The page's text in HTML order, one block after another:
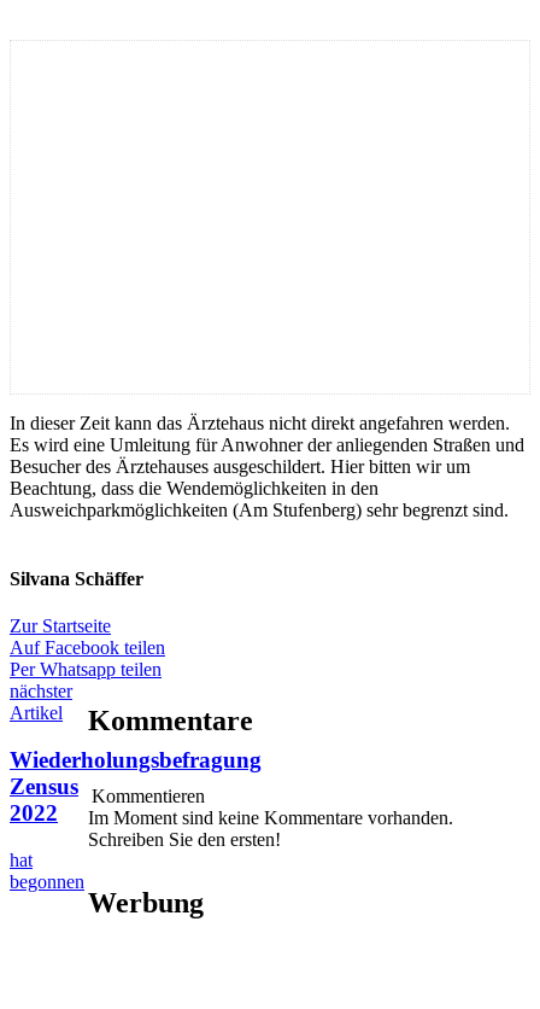
In dieser Zeit kann das Ärztehaus nicht direkt angefahren werden.
Es wird eine Umleitung für Anwohner der anliegenden Straßen und
Besucher des Ärztehauses ausgeschildert. Hier bitten wir um
Beachtung, dass die Wendemöglichkeiten in den
Ausweichparkmöglichkeiten (Am Stufenberg) sehr begrenzt sind.
Silvana Schäffer
Zur Startseite
Auf Facebook teilen
Per Whatsapp teilen
nächster
Artikel
Wiederholungsbefragung
Zensus
2022
hat
begonnen
Kommentare
Kommentieren
Im Moment sind keine Kommentare vorhanden.
Schreiben Sie den ersten!
Werbung